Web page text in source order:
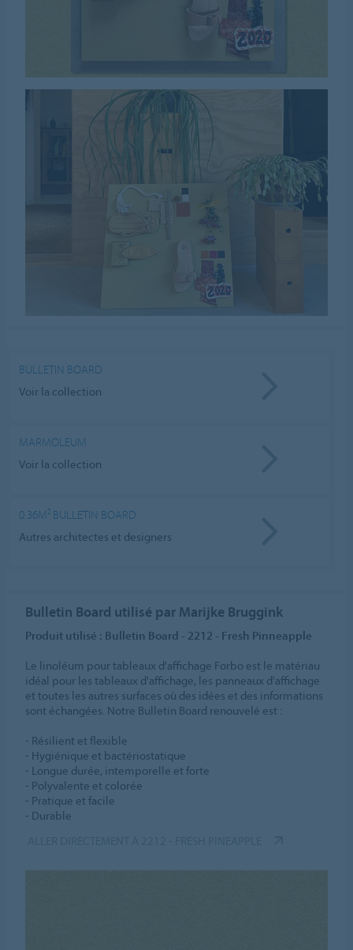
BULLETIN BOARD
Voir la collection
MARMOLEUM
Voir la collection
0.36M² BULLETIN BOARD
Autres architectes et designers
Bulletin Board utilisé par Marijke Bruggink
Produit utilisé : Bulletin Board - 2212 - Fresh Pinneapple
Le linoléum pour tableaux d'affichage Forbo est le matériau
idéal pour les tableaux d'affichage, les panneaux d'affichage
et toutes les autres surfaces où des idées et des informations
sont échangées. Notre Bulletin Board renouvelé est :
- Résilient et flexible
- Hygiénique et bactériostatique
- Longue durée, intemporelle et forte
- Polyvalente et colorée
- Pratique et facile
- Durable